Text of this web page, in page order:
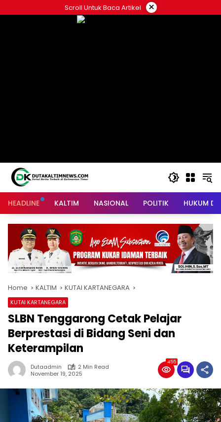
to
Scroll Untuk Baca Artikel ×
HEADLINE KALTIM NASIONAL POLITIK HUKUM
Home KALTIM KUTAI KARTANEGARA
KUTAI KARTANEGARA
SLBN Tenggarong Cetak Pelajar
Berprestasi di Bidang Seni dan
Keterampilan
Dutaadmin
2 Min Read
November 19, 2025
455